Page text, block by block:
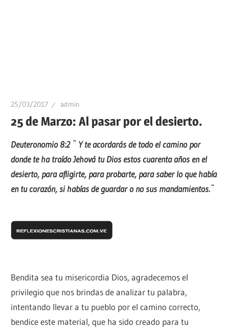
25/03/2017 admin
25 de Marzo: Al pasar por el desierto.
Deuteronomio 8:2 ¨ Y te acordarás de todo el camino por
donde te ha traído Jehová tu Dios estos cuarenta años en el
desierto, para afligirte, para probarte, para saber lo que había
en tu corazón, si habías de guardar o no sus mandamientos.¨
Bendita sea tu misericordia Dios, agradecemos el
privilegio que nos brindas de analizar tu palabra,
intentando llevar a tu pueblo por el camino correcto,
bendice este material, que ha sido creado para tu